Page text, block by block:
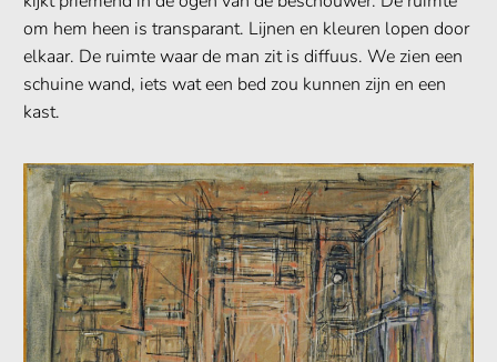
om hem heen is transparant. Lijnen en kleuren lopen door
elkaar. De ruimte waar de man zit is diffuus. We zien een
schuine wand, iets wat een bed zou kunnen zijn en een
kast.